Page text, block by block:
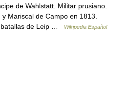
de Wahlstatt. Militar prusiano.
Mariscal de Campo en 1813.
batallas de Leip …
Wikipedia Español